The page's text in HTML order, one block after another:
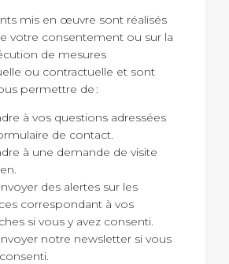
mis en œuvre sont réalisés
votre consentement ou sur la
de mesures
ou contractuelle et sont
permettre de :
à vos questions adressées
de contact.
à une demande de visite
des alertes sur les
correspondant à vos
si vous y avez consenti.
notre newsletter si vous